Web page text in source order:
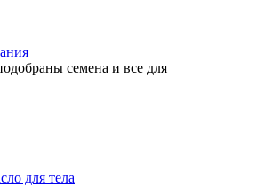
семена и все для
для тела